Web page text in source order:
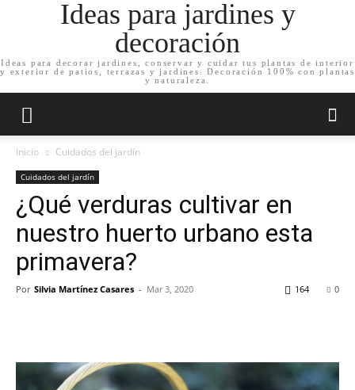
Ideas para jardines y
decoración
Ideas para decorar jardines, conservar y cuidar tus plantas de interior
y exterior de patios, terrazas y jardines. Decoración 100% con plantas
y naturaleza.
Inicio Cuidados del jardín
Cuidados del jardín
¿Qué verduras cultivar en
nuestro huerto urbano esta
primavera?
Por Silvia Martínez Casares - Mar 3, 2020 0
164